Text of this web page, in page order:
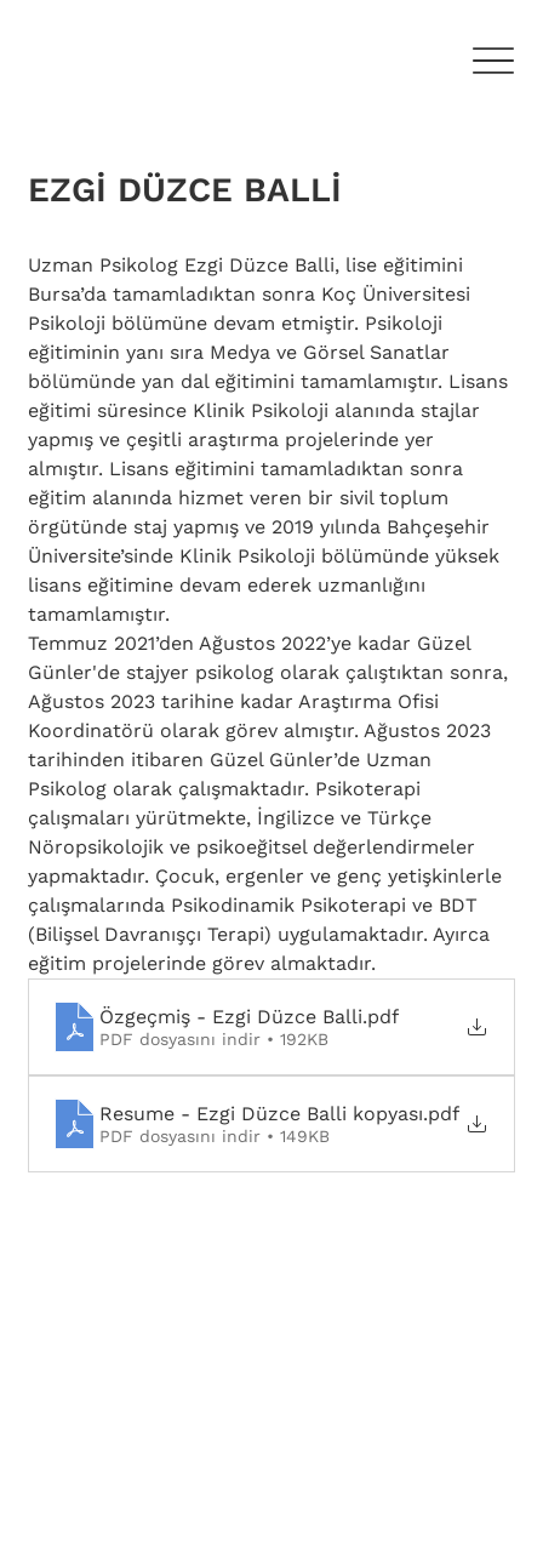
Uzman Psikolog Ezgi Düzce Balli, lise eğitimini
Bursa’da tamamladıktan sonra Koç Üniversitesi
Psikoloji bölümüne devam etmiştir. Psikoloji
eğitiminin yanı sıra Medya ve Görsel Sanatlar
bölümünde yan dal eğitimini tamamlamıştır. Lisans
eğitimi süresince Klinik Psikoloji alanında stajlar
yapmış ve çeşitli araştırma projelerinde yer
almıştır. Lisans eğitimini tamamladıktan sonra
eğitim alanında hizmet veren bir sivil toplum
örgütünde staj yapmış ve 2019 yılında Bahçeşehir
Üniversite’sinde Klinik Psikoloji bölümünde yüksek
lisans eğitimine devam ederek uzmanlığını
tamamlamıştır.
Temmuz 2021’den Ağustos 2022’ye kadar Güzel
Günler'de stajyer psikolog olarak çalıştıktan sonra,
Ağustos 2023 tarihine kadar Araştırma Ofisi
Koordinatörü olarak görev almıştır. Ağustos 2023
tarihinden itibaren Güzel Günler’de Uzman
Psikolog olarak çalışmaktadır. Psikoterapi
çalışmaları yürütmekte, İngilizce ve Türkçe
Nöropsikolojik ve psikoeğitsel değerlendirmeler
yapmaktadır. Çocuk, ergenler ve genç yetişkinlerle
çalışmalarında Psikodinamik Psikoterapi ve BDT
(Bilişsel Davranışçı Terapi) uygulamaktadır. Ayırca
eğitim projelerinde görev almaktadır.
Özgeçmiş - Ezgi Düzce Balli.pdf
PDF dosyasını indir • 192KB
Resume - Ezgi Düzce Balli kopyası.pdf
PDF dosyasını indir • 149KB
EZGİ DÜZCE BALLİ